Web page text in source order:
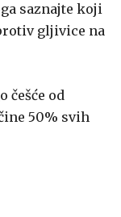
saznajte koji
gljivice na
češće od
50% svih